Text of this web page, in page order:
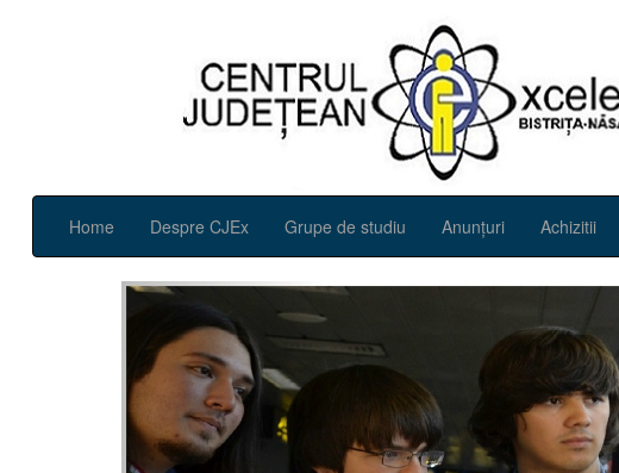
Home Despre CJEx Grupe de studiu Anunțuri Achizitii
Previous